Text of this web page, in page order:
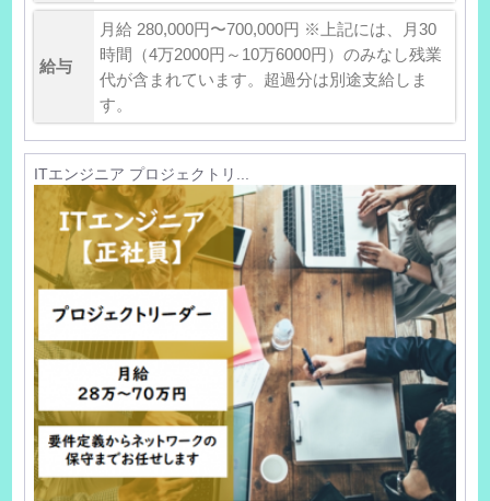
給与
月給 280,000円〜700,000円 ※上記には、月30
時間（4万2000円～10万6000円）のみなし残業
代が含まれています。超過分は別途支給しま
す。
ITエンジニア プロジェクトリ...